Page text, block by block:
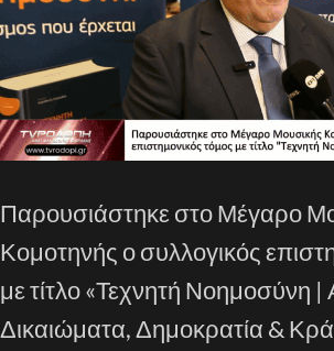
Παρουσιάστηκε στο Μέγαρο
Κομοτηνής ο συλλογικός
με τίτλο «Τεχνητή Νοημοσύνη
Δικαιώματα, Δημοκρατία &